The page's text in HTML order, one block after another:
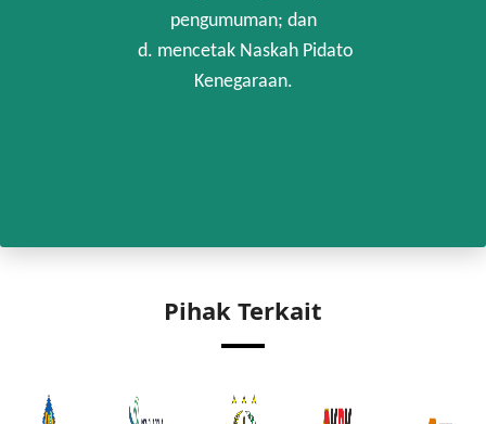
pengumuman; dan
d. mencetak Naskah Pidato
Kenegaraan.
Pihak Terkait